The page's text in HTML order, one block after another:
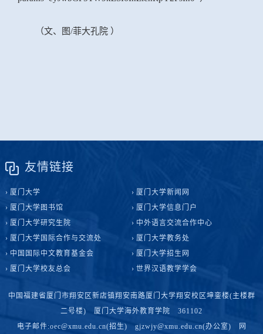
（文、图/菲大孔院 ）
友情链接
厦门大学
厦门大学新闻网
厦门大学图书馆
厦门大学信息门户
厦门大学研究生院
中外语言交流合作中心
厦门大学国际合作与交流处
厦门大学教务处
中国国际中文教育基金会
厦门大学招生网
厦门大学校友总会
世界汉语教学学会
中国福建省厦门市翔安区新店镇翔安南路厦门大学翔安校区坤銮楼(主楼群
二号楼) 厦门大学海外教育学院 361102
电子邮件:oec@xmu.edu.cn(招生) gjzwjy@xmu.edu.cn(办公室) 网